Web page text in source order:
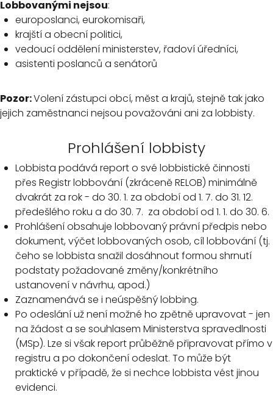
Lobbovanými nejsou:
europoslanci, eurokomisaři,
krajští a obecní politici,
vedoucí oddělení ministerstev, řadoví úředníci,
asistenti poslanců a senátorů
Pozor:Volení zástupci obcí, měst a krajů, stejně tak jako
jejich zaměstnanci nejsou považováni ani za lobbisty.
Prohlášení lobbisty
Lobbista podává report o své lobbistické činnosti
přes Registr lobbování (zkráceně RELOB) minimálně
dvakrát za rok - do 30. 1. za období od 1. 7. do 31. 12.
předešlého roku a do 30. 7. za období od 1. 1. do 30. 6.
Prohlášení obsahuje lobbovaný právní předpis nebo
dokument, výčet lobbovaných osob, cíl lobbování (tj.
čeho se lobbista snažil dosáhnout formou shrnutí
podstaty požadované změny/konkrétního
ustanovení v návrhu, apod.)
Zaznamenává se i neúspěšný lobbing.
Po odeslání už není možné ho zpětně upravovat - jen
na žádost a se souhlasem Ministerstva spravedlnosti
(MSp). Lze si však report průběžně připravovat přímo v
registru a po dokončení odeslat. To může být
praktické v případě, že si nechce lobbista vést jinou
evidenci.